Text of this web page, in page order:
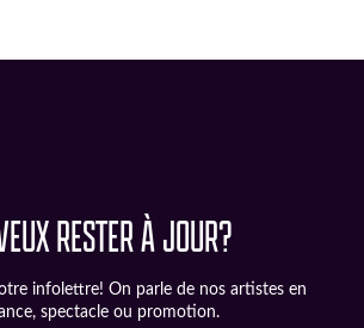
RESTER À JOUR?
infolettre! On parle de nos artistes en
spectacle ou promotion.